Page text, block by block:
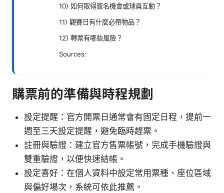
10) 如何取得簽名機會或球員互動？
11) 觀賽日有什麼必帶物品？
12) 轉票有哪些風險？
Sources:
購票前的準備與時程規劃
設定提醒：官方開票日通常會有固定日程，提前一
週至三天設定提醒，避免臨時趕票。
註冊與驗證：建立官方售票帳號，完成手機驗證與
雙重驗證，以便快速結帳。
設定喜好：在個人資料中設定常用票種、座位區域
與偏好場次，系統可依此推薦。